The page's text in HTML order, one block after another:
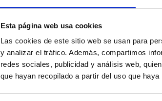
Esta página web usa cookies
Las cookies de este sitio web se usan para
y analizar el tráfico. Además, compartimos
redes sociales, publicidad y análisis web,
que hayan recopilado a partir del uso que